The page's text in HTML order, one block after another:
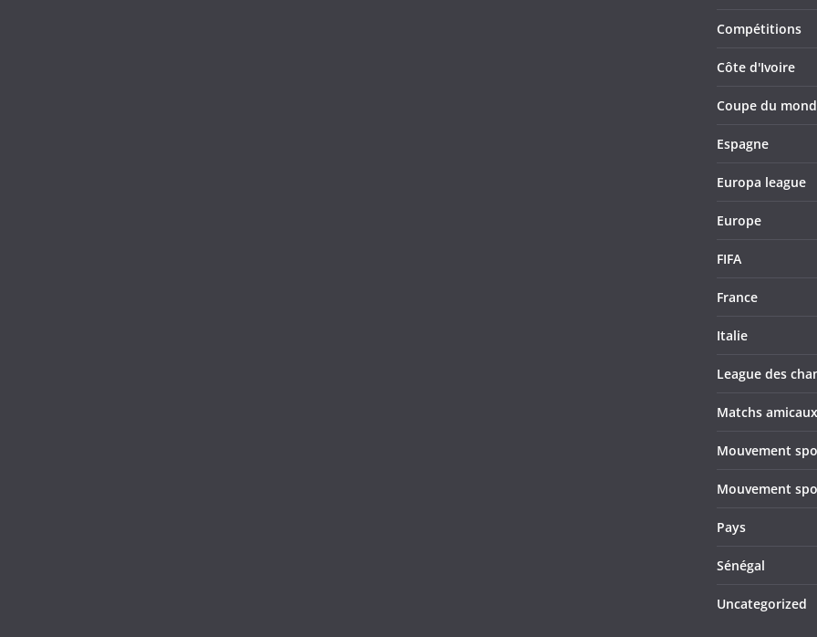
Compétitions
Côte d'Ivoire
Coupe du
Espagne
Europa league
Europe
FIFA
France
Italie
League des
Matchs amicaux
Mouvement
Mouvement
Pays
Sénégal
Uncategorized